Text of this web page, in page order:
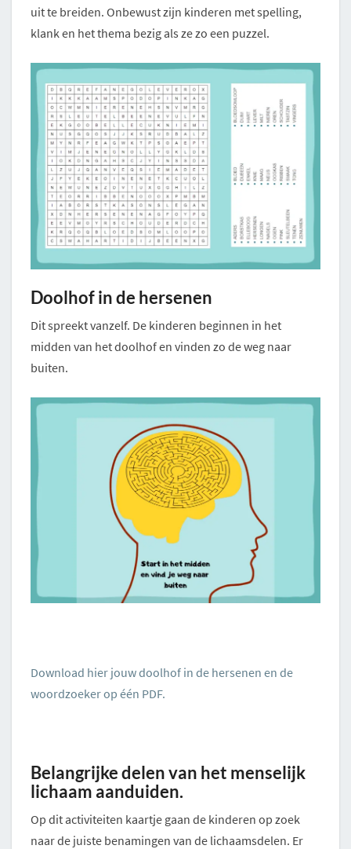
uit te breiden. Onbewust zijn kinderen met spelling,
klank en het thema bezig als ze zo een puzzel.
Doolhof in de hersenen
Dit spreekt vanzelf. De kinderen beginnen in het
midden van het doolhof en vinden zo de weg naar
buiten.
Download hier jouw doolhof in de hersenen en de
woordzoeker op één PDF.
Belangrijke delen van het menselijk
lichaam aanduiden.
Op dit activiteiten kaartje gaan de kinderen op zoek
naar de juiste benamingen van de lichaamsdelen. Er